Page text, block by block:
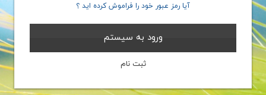
آیا رمز عبور خود را فراموش کرده اید ؟